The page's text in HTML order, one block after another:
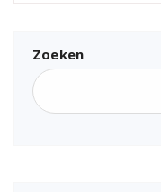
Zoeken